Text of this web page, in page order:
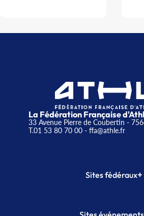
La Fédération Française
33 Avenue Pierre de Coubertin -
T.01 53 80 70 00- ffa@athle.fr
Sites fédéraux+